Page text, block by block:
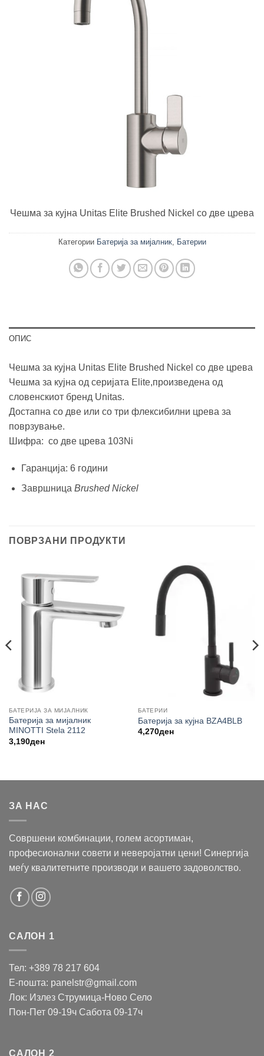
Чешма за кујна Unitas Elite Brushed Nickel со две црева
Категории Батерија за мијалник, Батерии
ОПИС
Чешма за кујна Unitas Elite Brushed Nickel со две црева
Чешма за кујна од серијата Elite,произведена од
словенскиот бренд Unitas.
Достапна со две или со три флексибилни црева за
поврзување.
Шифра: со две црева 103Ni
Гаранција: 6 години
Завршница Brushed Nickel
ПОВРЗАНИ ПРОДУКТИ
БАТЕРИЈА ЗА МИЈАЛНИК
Батерија за мијалник
MINOTTI Stela 2112
3,190ден
БАТЕРИИ
Батерија за кујна BZA4BLB
4,270ден
ЗА НАС
Совршени комбинации, голем асортиман,
професионални совети и неверојатни цени! Синергија
меѓу квалитетните производи и вашето задоволство.
САЛОН 1
Тел: +389 78 217 604
Е-пошта: panelstr@gmail.com
Лок: Излез Струмица-Ново Село
Пон-Пет 09-19ч Сабота 09-17ч
САЛОН 2